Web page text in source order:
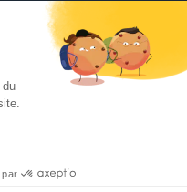
du
par
REIKIOLOGIE - © 2026
-
-